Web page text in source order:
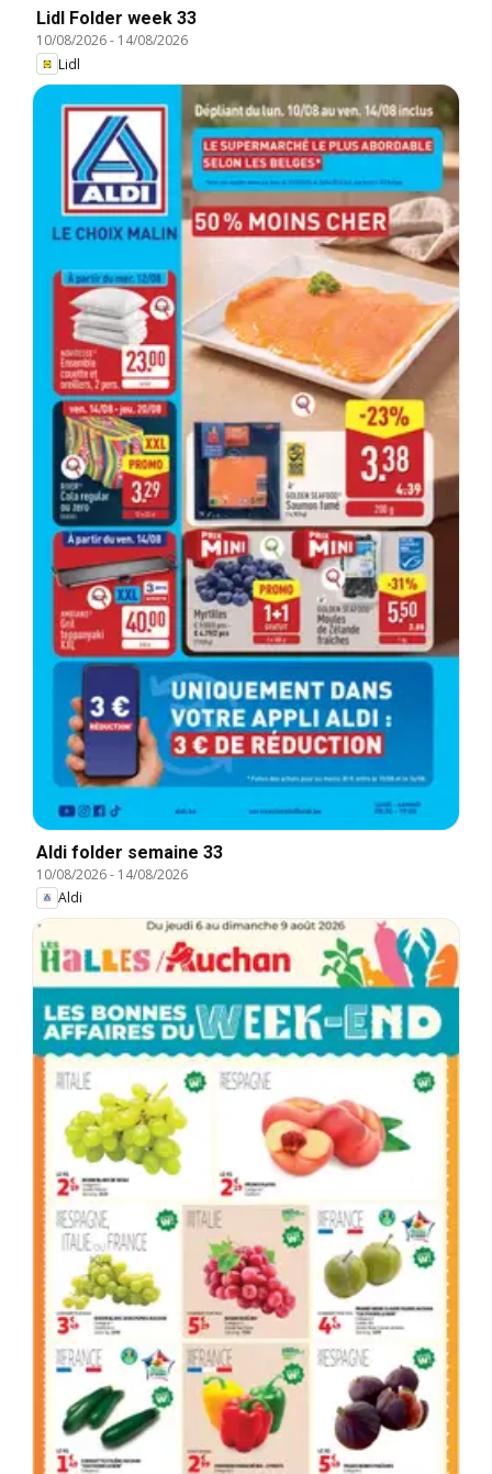
Lidl Folder week 33
10/08/2026- 14/08/2026
Lidl
Aldi folder semaine 33
10/08/2026- 14/08/2026
Aldi